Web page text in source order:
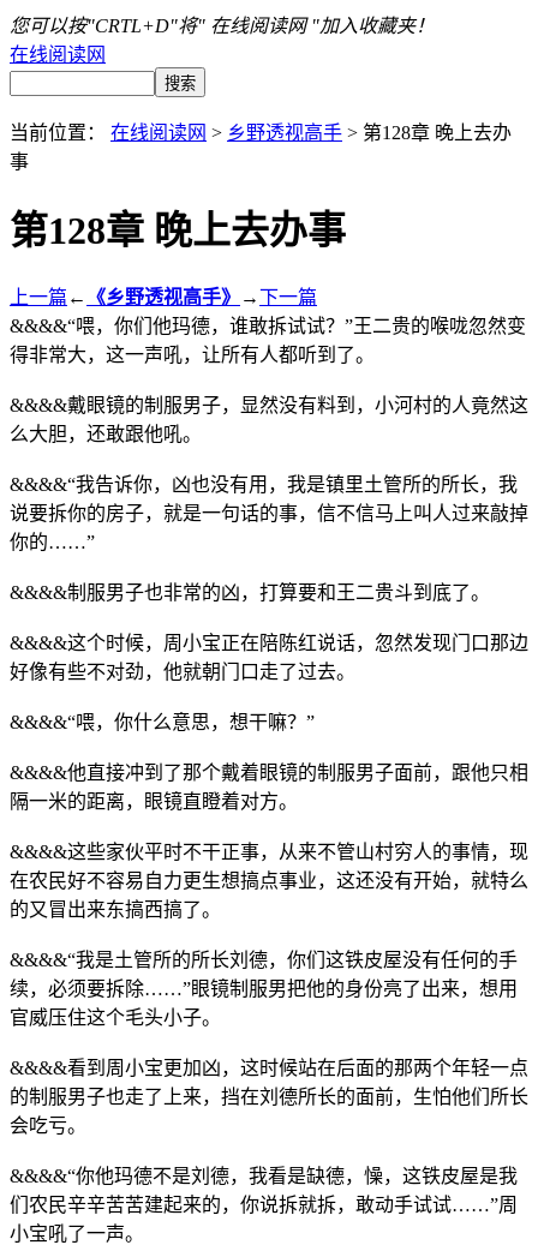
您可以按"CRTL+D"将" 在线阅读网 "加入收藏夹！
在线阅读网
当前位置： 在线阅读网 > 乡野透视高手 > 第128章 晚上去办
事
第128章 晚上去办事
上一篇 ← 《乡野透视高手》 →下一篇
&&&&“喂，你们他玛德，谁敢拆试试？”王二贵的喉咙忽然变
得非常大，这一声吼，让所有人都听到了。
&&&&戴眼镜的制服男子，显然没有料到，小河村的人竟然这
么大胆，还敢跟他吼。
&&&&“我告诉你，凶也没有用，我是镇里土管所的所长，我
说要拆你的房子，就是一句话的事，信不信马上叫人过来敲掉
你的……”
&&&&制服男子也非常的凶，打算要和王二贵斗到底了。
&&&&这个时候，周小宝正在陪陈红说话，忽然发现门口那边
好像有些不对劲，他就朝门口走了过去。
&&&&“喂，你什么意思，想干嘛？”
&&&&他直接冲到了那个戴着眼镜的制服男子面前，跟他只相
隔一米的距离，眼镜直瞪着对方。
&&&&这些家伙平时不干正事，从来不管山村穷人的事情，现
在农民好不容易自力更生想搞点事业，这还没有开始，就特么
的又冒出来东搞西搞了。
&&&&“我是土管所的所长刘德，你们这铁皮屋没有任何的手
续，必须要拆除……”眼镜制服男把他的身份亮了出来，想用
官威压住这个毛头小子。
&&&&看到周小宝更加凶，这时候站在后面的那两个年轻一点
的制服男子也走了上来，挡在刘德所长的面前，生怕他们所长
会吃亏。
&&&&“你他玛德不是刘德，我看是缺德，懆，这铁皮屋是我
们农民辛辛苦苦建起来的，你说拆就拆，敢动手试试……”周
小宝吼了一声。